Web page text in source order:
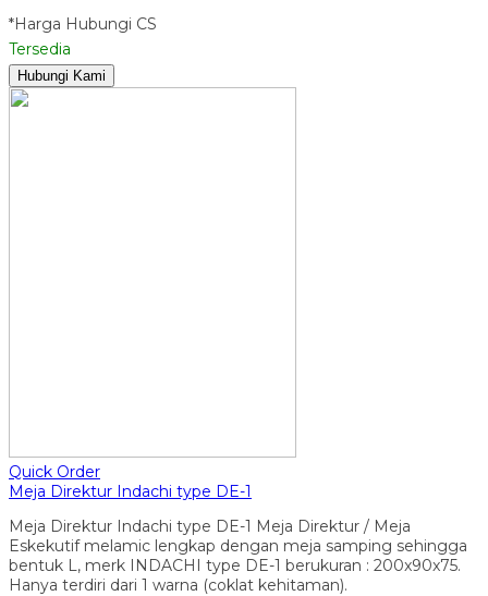
*Harga Hubungi CS
Tersedia
Hubungi Kami
Quick Order
Meja Direktur Indachi type DE-1
Meja Direktur Indachi type DE-1 Meja Direktur / Meja
Eskekutif melamic lengkap dengan meja samping sehingga
bentuk L, merk INDACHI type DE-1 berukuran : 200x90x75.
Hanya terdiri dari 1 warna (coklat kehitaman).